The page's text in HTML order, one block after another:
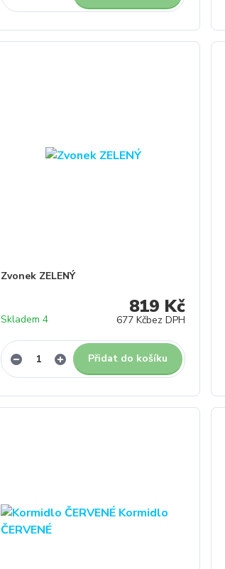
Zvonek ZELENÝ
819 Kč
677 Kčbez DPH
Skladem 4
Přidat do košíku